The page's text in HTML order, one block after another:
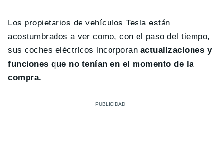
Los propietarios de vehículos Tesla están
acostumbrados a ver como, con el paso del tiempo,
sus coches eléctricos incorporan actualizaciones y
funciones que no tenían en el momento de la
compra.